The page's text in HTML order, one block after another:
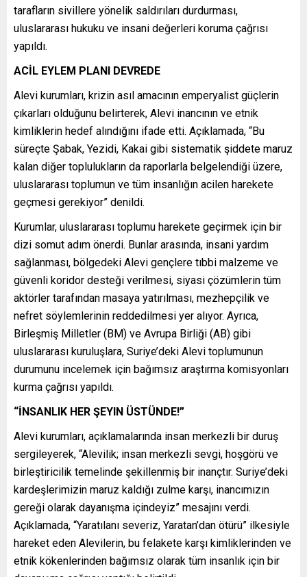
tarafların sivillere yönelik saldırıları durdurması,
uluslararası hukuku ve insani değerleri koruma çağrısı
yapıldı.
ACİL EYLEM PLANI DEVREDE
Alevi kurumları, krizin asıl amacının emperyalist güçlerin
çıkarları olduğunu belirterek, Alevi inancının ve etnik
kimliklerin hedef alındığını ifade etti. Açıklamada, “Bu
süreçte Şabak, Yezidi, Kakai gibi sistematik şiddete maruz
kalan diğer toplulukların da raporlarla belgelendiği üzere,
uluslararası toplumun ve tüm insanlığın acilen harekete
geçmesi gerekiyor” denildi.
Kurumlar, uluslararası toplumu harekete geçirmek için bir
dizi somut adım önerdi. Bunlar arasında, insani yardım
sağlanması, bölgedeki Alevi gençlere tıbbi malzeme ve
güvenli koridor desteği verilmesi, siyasi çözümlerin tüm
aktörler tarafından masaya yatırılması, mezhepçilik ve
nefret söylemlerinin reddedilmesi yer alıyor. Ayrıca,
Birleşmiş Milletler (BM) ve Avrupa Birliği (AB) gibi
uluslararası kuruluşlara, Suriye’deki Alevi toplumunun
durumunu incelemek için bağımsız araştırma komisyonları
kurma çağrısı yapıldı.
“İNSANLIK HER ŞEYIN ÜSTÜNDE!”
Alevi kurumları, açıklamalarında insan merkezli bir duruş
sergileyerek, “Alevilik; insan merkezli sevgi, hoşgörü ve
birleştiricilik temelinde şekillenmiş bir inançtır. Suriye’deki
kardeşlerimizin maruz kaldığı zulme karşı, inancımızın
gereği olarak dayanışma içindeyiz” mesajını verdi.
Açıklamada, “Yaratılanı severiz, Yaratan’dan ötürü” ilkesiyle
hareket eden Alevilerin, bu felakete karşı kimliklerinden ve
etnik kökenlerinden bağımsız olarak tüm insanlık için bir